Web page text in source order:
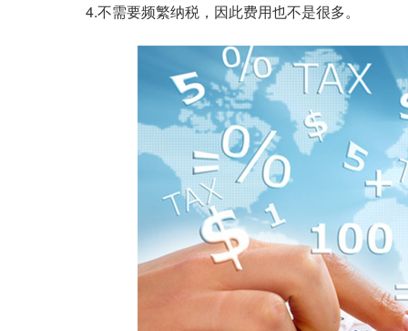
4.不需要频繁纳税，因此费用也不是很多。